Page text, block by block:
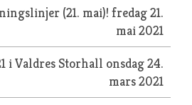
(21. mai)! fredag 21.
mai 2021
i Valdres Storhall onsdag 24.
mars 2021